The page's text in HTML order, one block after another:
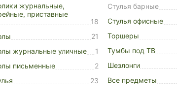
журнальные,
приставные
18
21
журнальные уличные
1
письменные
2
23
Стулья барные
Стулья офисные
Торшеры
Тумбы под ТВ
Шезлонги
Все предметы